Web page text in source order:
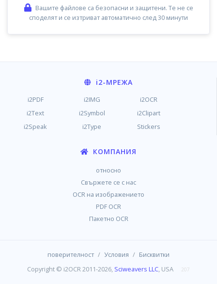
Вашите файлове са безопасни и защитени. Те не се
споделят и се изтриват автоматично след 30 минути
i2-МРЕЖА
i2PDF i2IMG
i2OCR
i2Text
i2Symbol
i2Clipart
i2Speak
i2Type Stickers
КОМПАНИЯ
относно
Свържете се с нас
OCR на изображението
PDF OCR
Пакетно OCR
поверителност / Условия / Бисквитки
Copyright © i2OCR 2011-2026, Sciweavers LLC, USA 207